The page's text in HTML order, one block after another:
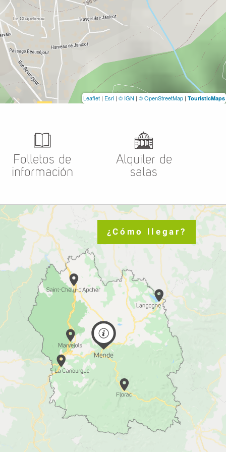
Leaflet | Esri | © IGN | © OpenStreetMap | TouristicMaps
Folletos de
información
Alquiler de
salas
¿Cómo llegar?